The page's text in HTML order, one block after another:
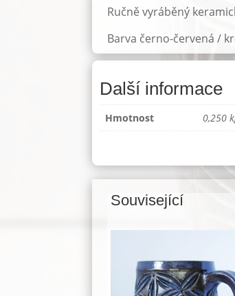
Ručně vyráběný
Barva černo-červená /
Další informace
Hmotnost 0,250
Související